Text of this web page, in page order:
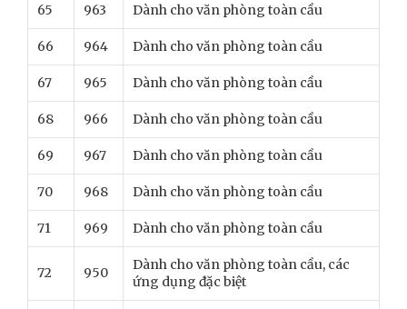
65 963 Dành cho văn phòng toàn cầu
66 964 Dành cho văn phòng toàn cầu
67 965 Dành cho văn phòng toàn cầu
68 966 Dành cho văn phòng toàn cầu
69 967 Dành cho văn phòng toàn cầu
70 968 Dành cho văn phòng toàn cầu
71 969 Dành cho văn phòng toàn cầu
72 950
Dành cho văn phòng toàn cầu, các
ứng dụng đặc biệt